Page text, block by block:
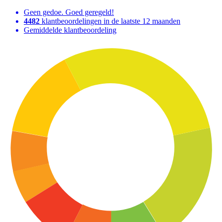
Geen gedoe. Goed geregeld!
4482 klantbeoordelingen in de laatste 12 maanden
Gemiddelde klantbeoordeling